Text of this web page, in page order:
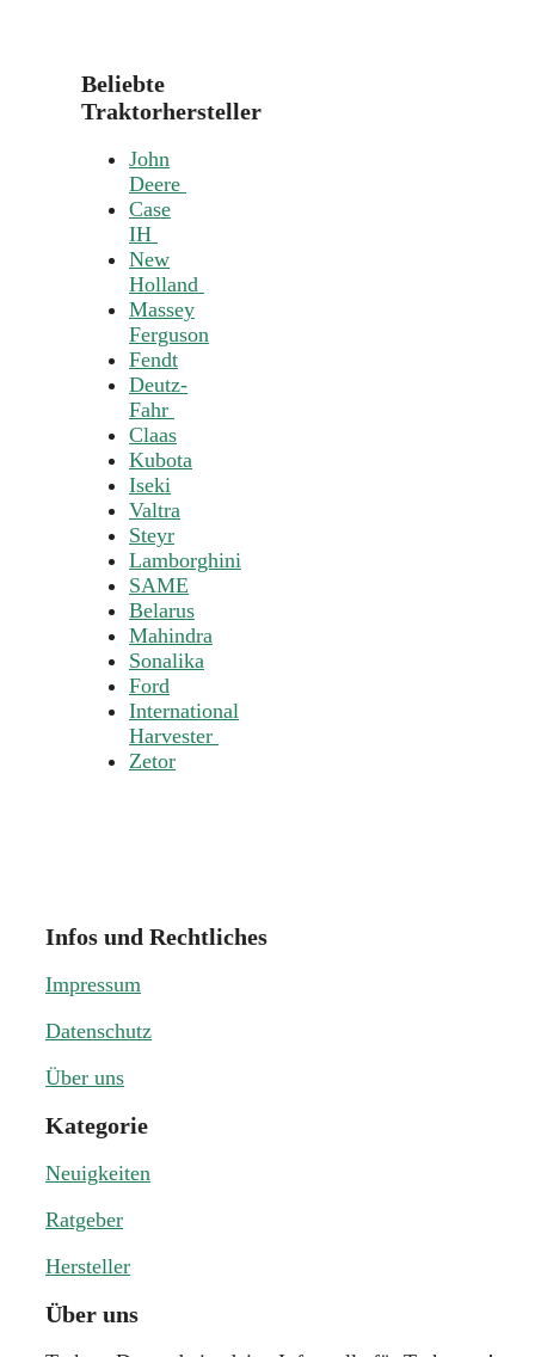
Beliebte
Traktorhersteller
John
Deere
Case
IH
New
Holland
Massey
Ferguson
Fendt
Deutz-
Fahr
Claas
Kubota
Iseki
Valtra
Steyr
Lamborghini
SAME
Belarus
Mahindra
Sonalika
Ford
International
Harvester
Zetor
Infos und Rechtliches
Impressum
Datenschutz
Über uns
Kategorie
Neuigkeiten
Ratgeber
Hersteller
Über uns